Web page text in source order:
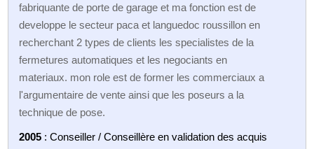
fabriquante de porte de garage et ma fonction est de
developpe le secteur paca et languedoc roussillon en
recherchant 2 types de clients les specialistes de la
fermetures automatiques et les negociants en
materiaux. mon role est de former les commerciaux a
l'argumentaire de vente ainsi que les poseurs a la
technique de pose.
2005 : Conseiller / Conseillère en validation des acquis